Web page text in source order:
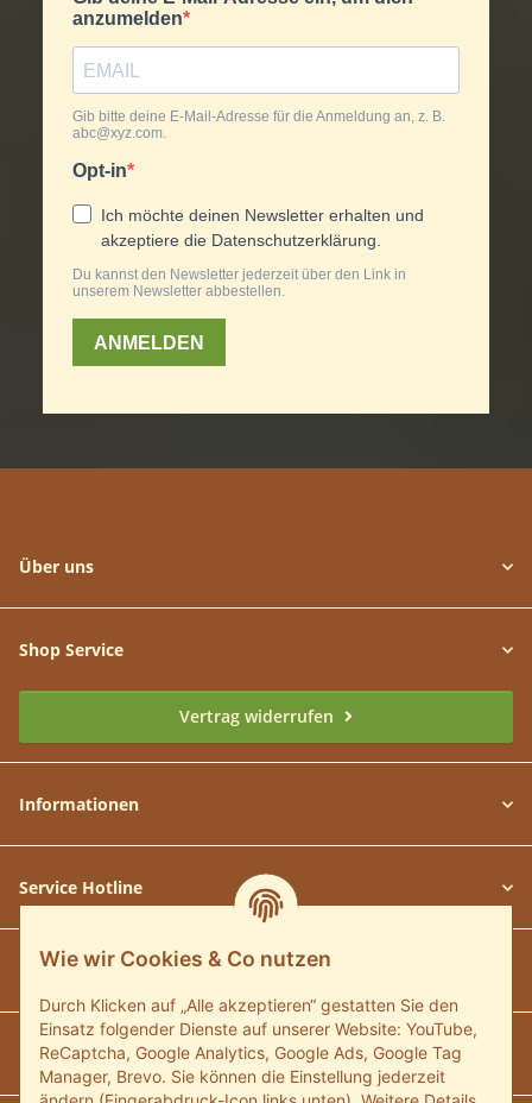
Wie wir Cookies & Co nutzen
Durch Klicken auf „Alle akzeptieren“ gestatten Sie den
Einsatz folgender Dienste auf unserer Website: YouTube,
ReCaptcha, Google Analytics, Google Ads, Google Tag
Manager, Brevo. Sie können die Einstellung jederzeit
Über uns
Shop Service
Vertrag widerrufen
Informationen
Service Hotline
Unsere Communitys
Unsere Zahlungsarten